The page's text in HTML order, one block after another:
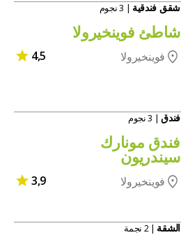
شقق فندقية | 3 نجوم
شاطئ فوينخيرولا
فوينخيرولا 4,5
فندق| 3 نجوم
فندق مونارك
سيندريون
فوينخيرولا 3,9
الشقة | 2 نجمة